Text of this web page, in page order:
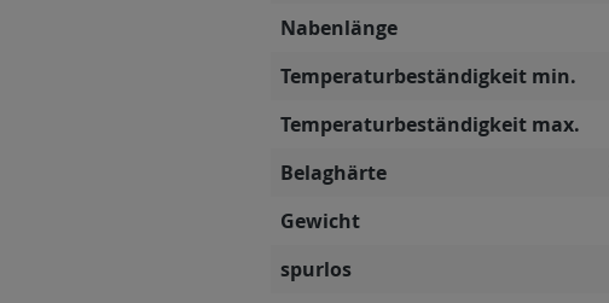
Nabenlänge
Temperaturbeständigkeit min.
Temperaturbeständigkeit max.
Belaghärte
Gewicht
spurlos